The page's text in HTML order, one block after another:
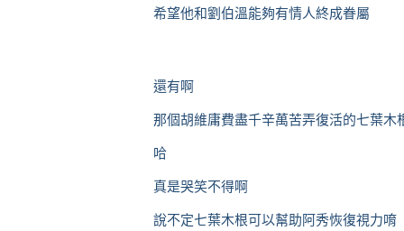
希望他和劉伯溫能夠有情人終成眷屬
還有啊
那個胡維庸費盡千辛萬苦弄復活的七葉木
哈
真是哭笑不得啊
說不定七葉木根可以幫助阿秀恢復視力唷